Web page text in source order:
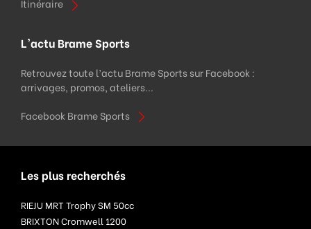
Itinéraire
L'actu Brame Sports
Retrouvez toute l’actu Brame Sports sur Facebook :
arrivages, promos, ateliers...
Facebook Brame Sports
Les plus recherchés
RIEJU MRT Trophy SM 50cc
BRIXTON Cromwell 1200